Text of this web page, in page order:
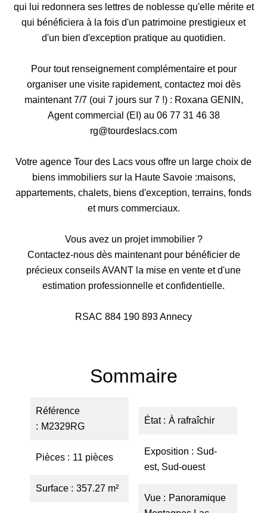
qui lui redonnera ses lettres de noblesse qu'elle mérite et
qui bénéficiera à la fois d'un patrimoine prestigieux et
d'un bien d'exception pratique au quotidien.
Pour tout renseignement complémentaire et pour
organiser une visite rapidement, contactez moi dès
maintenant 7/7 (oui 7 jours sur 7 !) : Roxana GENIN,
Agent commercial (EI) au 06 77 31 46 38
rg@tourdeslacs.com
Votre agence Tour des Lacs vous offre un large choix de
biens immobiliers sur la Haute Savoie :maisons,
appartements, chalets, biens d'exception, terrains, fonds
et murs commerciaux.
Vous avez un projet immobilier ?
Contactez-nous dès maintenant pour bénéficier de
précieux conseils AVANT la mise en vente et d'une
estimation professionnelle et confidentielle.
RSAC 884 190 893 Annecy
Sommaire
Référence
M2329RG
Pièces 11 pièces
Surface 357.27 m²
État À rafraîchir
Exposition
Sud-
est, Sud-ouest
Vue
Panoramique